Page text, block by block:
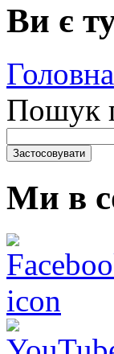
Ви є
Головна
Пошук
Ми в